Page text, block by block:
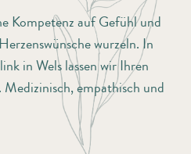
Kompetenz auf Gefühl und
wurzeln. In
in Wels lassen wir Ihren
empathisch und